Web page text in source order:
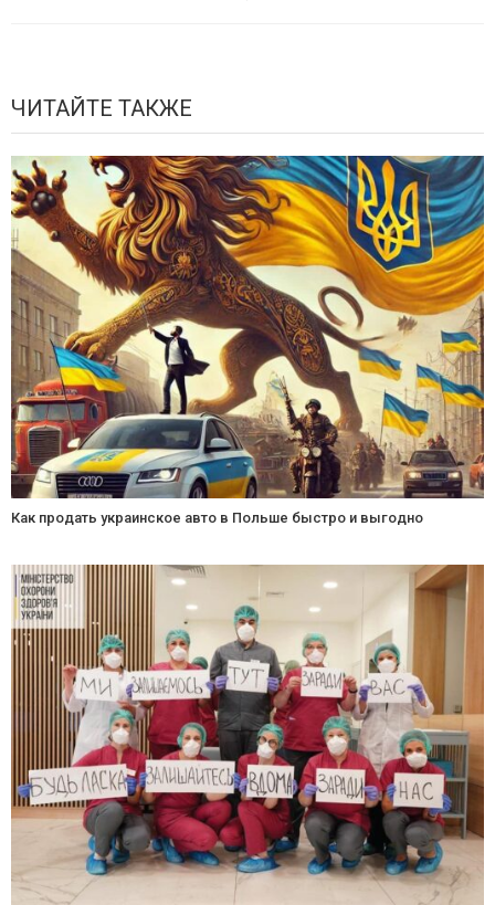
ЧИТАЙТЕ ТАКЖЕ
Как продать украинское авто в Польше быстро и выгодно